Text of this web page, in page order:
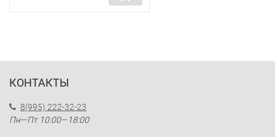
КОНТАКТЫ
8(995) 222-32-23
Пн—Пт 10:00—18:00